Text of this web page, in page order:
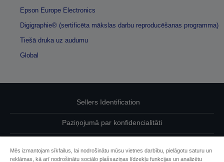
Epson Europe Electronics
Digigraphie® (sertificēta mākslas darbu reproducēšanas programma)
Tiešā druka uz audumu
Global
Sellers Identification
Paziņojumā par konfidencialitāti
Mēs izmantojam sīkfailus, lai nodrošinātu mūsu vietnes darbību, pielāgotu saturu un
reklāmas, kā arī nodrošinātu sociālo plašsaziņas līdzekļu funkcijas un analizētu